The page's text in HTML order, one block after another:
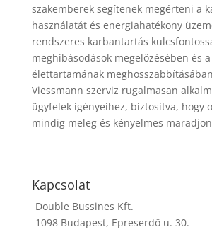
szakemberek segítenek megérteni a
használatát és energiahatékony
rendszeres karbantartás
meghibásodások megelőzésében és
élettartamának
Viessmann szerviz rugalmasan
ügyfelek igényeihez, biztosítva, hogy
mindig meleg és kényelmes
Kapcsolat
Double Bussines Kft.
1098 Budapest, Epreserdő u. 30.